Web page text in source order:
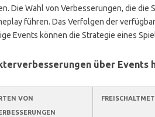
Die Wahl von Verbesserungen, die die
führen. Das Verfolgen der
Events können die Strategie eines
über Events
VON